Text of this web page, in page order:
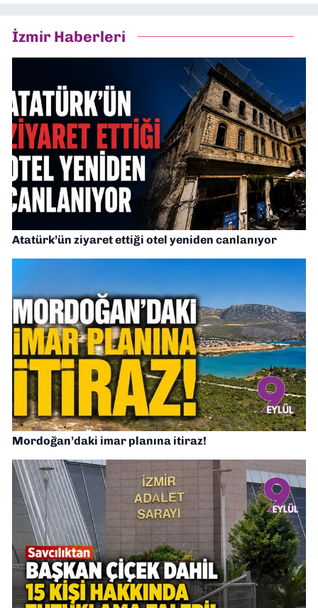
İzmir Haberleri
Atatürk’ün ziyaret ettiği otel yeniden canlanıyor
Mordoğan’daki imar planına itiraz!